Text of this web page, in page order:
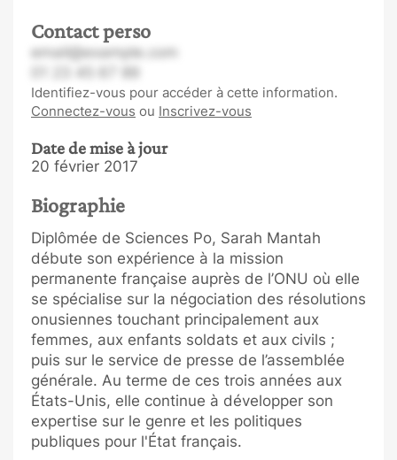
Contact perso
email@example.com
Identifiez-vous pour accéder à cette information.
Connectez-vous ou Inscrivez-vous
Date de mise à jour
20 février 2017
Biographie
Diplômée de Sciences Po, Sarah Mantah
débute son expérience à la mission
permanente française auprès de l’ONU où elle
se spécialise sur la négociation des résolutions
onusiennes touchant principalement aux
femmes, aux enfants soldats et aux civils ;
puis sur le service de presse de l’assemblée
générale. Au terme de ces trois années aux
États-Unis, elle continue à développer son
expertise sur le genre et les politiques
publiques pour l'État français.